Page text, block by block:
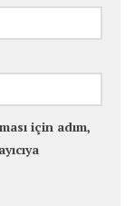
için adım,